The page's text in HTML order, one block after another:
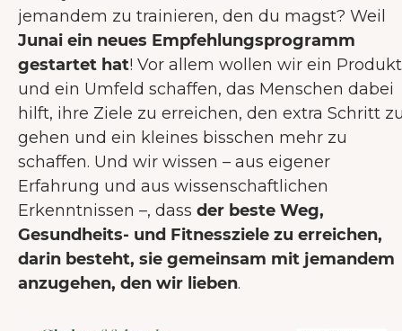
jemandem zu trainieren, den du magst? Weil
Junai ein neues Empfehlungsprogramm
gestartet hat! Vor allem wollen wir ein Produkt
und ein Umfeld schaffen, das Menschen dabei
hilft, ihre Ziele zu erreichen, den extra Schritt
gehen und ein kleines bisschen mehr zu
schaffen. Und wir wissen – aus eigener
Erfahrung und aus wissenschaftlichen
Erkenntnissen –, dass der beste Weg,
Gesundheits- und Fitnessziele zu erreichen,
darin besteht, sie gemeinsam mit jemandem
anzugehen, den wir lieben.